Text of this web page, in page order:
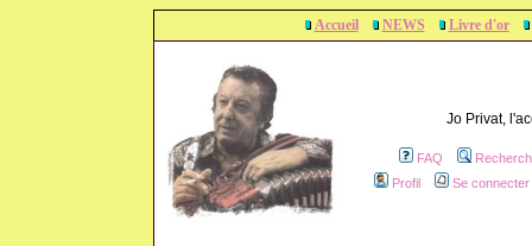
Accueil NEWS Livre d'or
Jo Privat,
FAQ
Profil
Se